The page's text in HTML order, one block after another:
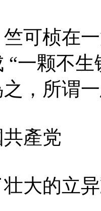
竺可桢在
“一颗不
，所谓
產党
大的立